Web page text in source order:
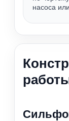
насоса